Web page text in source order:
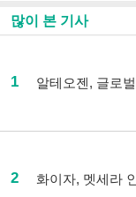
많이 본 기사
1 알테오젠, 글로
2 화이자, 멧세라